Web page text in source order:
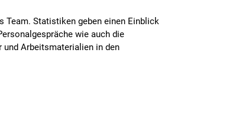
Team. Statistiken geben einen Einblick
wie auch die
und Arbeitsmaterialien in den